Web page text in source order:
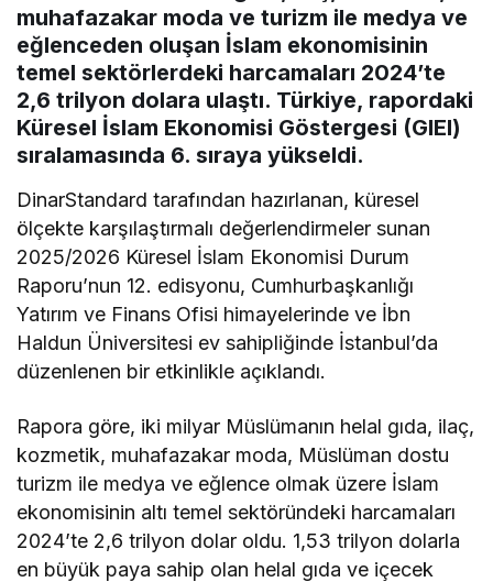
muhafazakar moda ve turizm ile medya ve
eğlenceden oluşan İslam ekonomisinin
temel sektörlerdeki harcamaları 2024’te
2,6 trilyon dolara ulaştı. Türkiye, rapordaki
Küresel İslam Ekonomisi Göstergesi (GIEI)
sıralamasında 6. sıraya yükseldi.
DinarStandard tarafından hazırlanan, küresel
ölçekte karşılaştırmalı değerlendirmeler sunan
2025/2026 Küresel İslam Ekonomisi Durum
Raporu’nun 12. edisyonu, Cumhurbaşkanlığı
Yatırım ve Finans Ofisi himayelerinde ve İbn
Haldun Üniversitesi ev sahipliğinde İstanbul’da
düzenlenen bir etkinlikle açıklandı.
Rapora göre, iki milyar Müslümanın helal gıda, ilaç,
kozmetik, muhafazakar moda, Müslüman dostu
turizm ile medya ve eğlence olmak üzere İslam
ekonomisinin altı temel sektöründeki harcamaları
2024’te 2,6 trilyon dolar oldu. 1,53 trilyon dolarla
en büyük paya sahip olan helal gıda ve içecek